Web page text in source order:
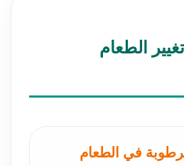
الطعام
في الطعام